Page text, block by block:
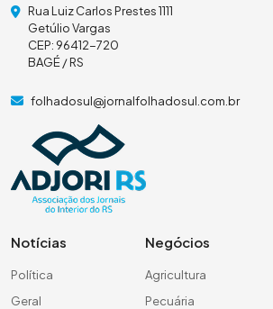
Rua Luiz Carlos Prestes 1111
Getúlio Vargas
CEP: 96412-720
BAGÉ / RS
folhadosul@jornalfolhadosul.com.br
Notícias
Política
Geral
Negócios
Agricultura
Pecuária